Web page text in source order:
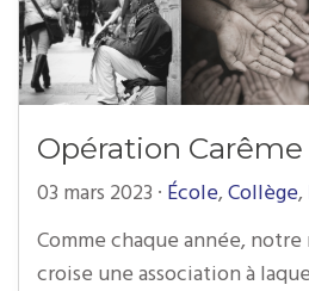
Opération Carême
03 mars 2023 · École, Collège,
Comme chaque année, notre
croise une association à